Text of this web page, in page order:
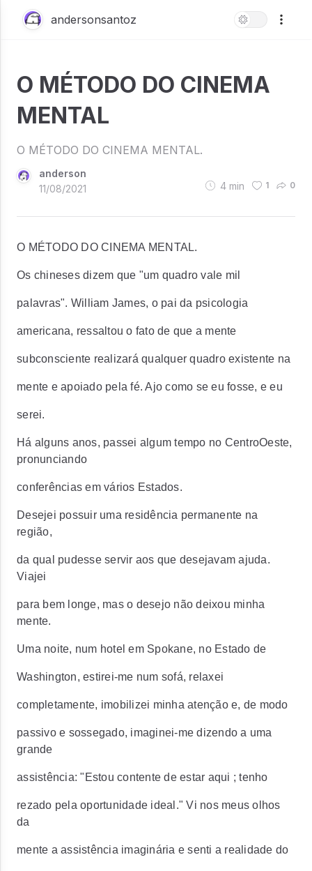
andersonsantoz
O MÉTODO DO CINEMA
MENTAL
O MÉTODO DO CINEMA MENTAL.
anderson
11/08/2021
4 min 1 0
O MÉTODO DO CINEMA MENTAL.
Os chineses dizem que "um quadro vale mil
palavras". William James, o pai da psicologia
americana, ressaltou o fato de que a mente
subconsciente realizará qualquer quadro existente na
mente e apoiado pela fé. Ajo como se eu fosse, e eu
serei.
Há alguns anos, passei algum tempo no CentroOeste,
pronunciando
conferências em vários Estados.
Desejei possuir uma residência permanente na
região,
da qual pudesse servir aos que desejavam ajuda.
Viajei
para bem longe, mas o desejo não deixou minha
mente.
Uma noite, num hotel em Spokane, no Estado de
Washington, estirei-me num sofá, relaxei
completamente, imobilizei minha atenção e, de modo
passivo e sossegado, imaginei-me dizendo a uma
grande
assistência: "Estou contente de estar aqui ; tenho
rezado pela oportunidade ideal." Vi nos meus olhos
da
mente a assistência imaginária e senti a realidade do